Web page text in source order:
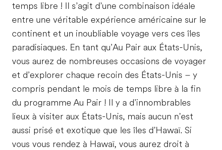
temps libre ! Il s’agit d’une combinaison idéale
entre une véritable expérience américaine sur le
continent et un inoubliable voyage vers ces îles
paradisiaques. En tant qu’Au Pair aux États-Unis,
vous aurez de nombreuses occasions de voyager
et d’explorer chaque recoin des États-Unis – y
compris pendant le mois de temps libre à la fin
du programme Au Pair ! Il y a d’innombrables
lieux à visiter aux États-Unis, mais aucun n’est
aussi prisé et exotique que les îles d’Hawaï. Si
vous vous rendez à Hawaï, vous aurez droit à